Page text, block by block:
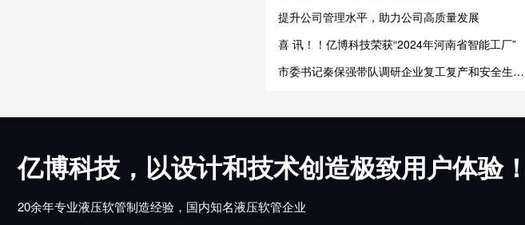
提升公司管理水平，助力公司高质量发展
喜 讯！！亿博科技荣获“2024年河南省智能工厂”
市委书记秦保强带队调研企业复工复产和安全生产
亿博科技，以设计和技术创造极致用户体验！
20余年专业液压软管制造经验，国内知名液压软管企业